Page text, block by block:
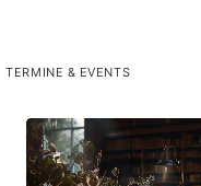
TERMINE & EVENTS